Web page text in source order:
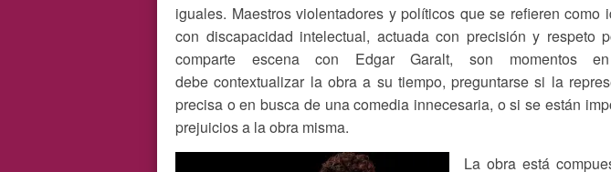
iguales. Maestros violentadores y políticos que se refieren como
con discapacidad intelectual, actuada con precisión y respeto
comparte escena con Edgar Garalt, son momentos
debe contextualizar la obra a su tiempo, preguntarse si la
precisa o en busca de una comedia innecesaria, o si se están
prejuicios a la obra misma.
La obra está